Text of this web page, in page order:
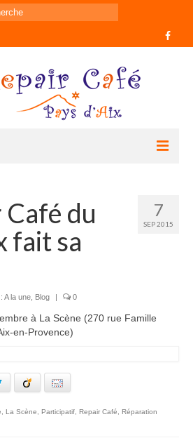
mouvement
?
?
équipe
réparés
7
SEP 2015
Café du
fait sa
A la une Blog 0
à La Scène (270 rue Famille
en-Provence)
Twitter Viadeo
La Scène Participatif Repair Café Réparation